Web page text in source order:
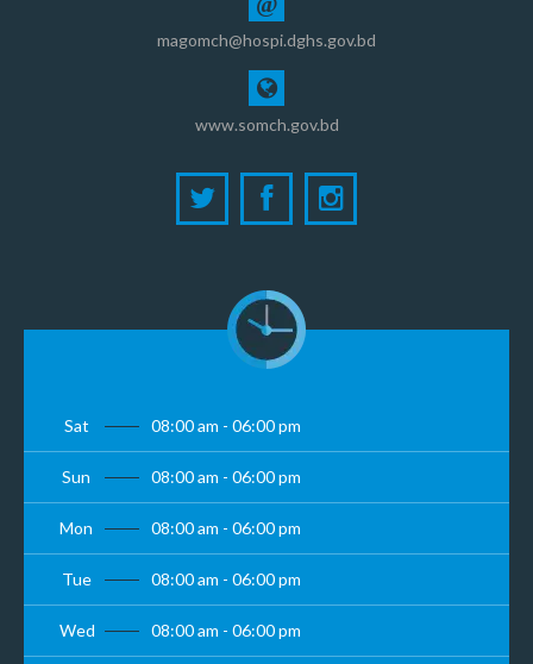
magomch@hospi.dghs.gov.bd
www.somch.gov.bd
Sat 08:00 am - 06:00 pm
Sun 08:00 am - 06:00 pm
Mon 08:00 am - 06:00 pm
Tue 08:00 am - 06:00 pm
Wed 08:00 am - 06:00 pm